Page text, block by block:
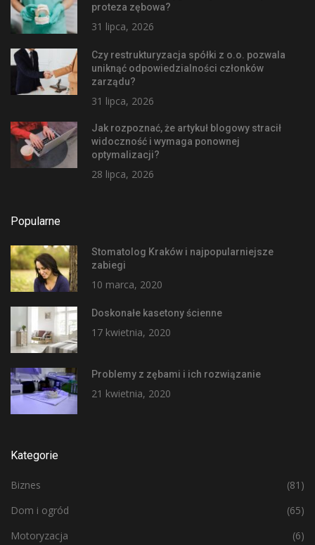
proteza zębowa?
31 lipca, 2026
Czy restrukturyzacja spółki z o.o. pozwala
uniknąć odpowiedzialności członków
zarządu?
31 lipca, 2026
Jak rozpoznać, że artykuł blogowy stracił
widoczność i wymaga ponownej
optymalizacji?
28 lipca, 2026
Popularne
Stomatolog Kraków i najpopularniejsze
zabiegi
10 marca, 2020
Doskonałe kasetony ścienne
17 kwietnia, 2020
Problemy z zębami i ich rozwiązanie
21 kwietnia, 2020
Kategorie
Biznes
(81)
Dom i ogród
(65)
Motoryzacja
(6)